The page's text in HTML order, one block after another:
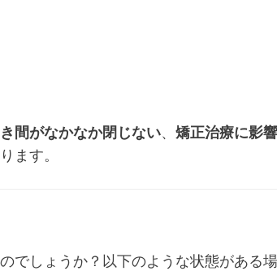
間がなかなか閉じない、 矯正治療に影
ます。
でしょうか？以下のような状態がある